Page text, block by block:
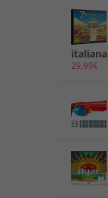
italiana
29,99€